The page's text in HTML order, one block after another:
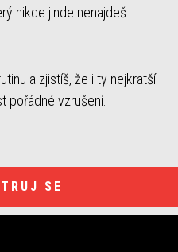
nikde jinde nenajdeš.
a zjistíš, že i ty nejkratší
pořádné vzrušení.
SE